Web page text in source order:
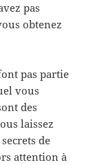
pas
obtenez
pas partie
vous
des
laissez
de
attention à